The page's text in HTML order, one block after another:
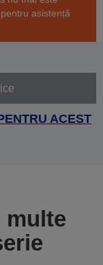
asistență
ACEST
multe